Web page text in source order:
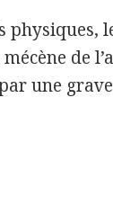
mécène de
une